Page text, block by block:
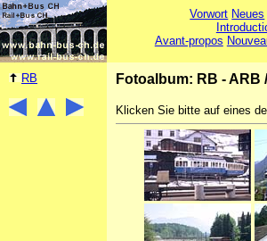
Vorwort Neues
Avant-propos
RB Fotoalbum: RB - ARB
Klicken Sie bitte auf eines